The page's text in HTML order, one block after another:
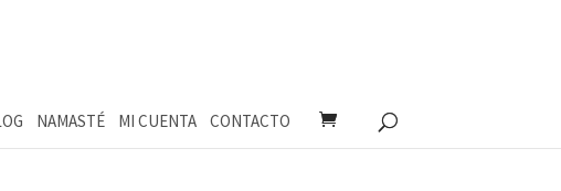
NAMASTÉ MI CUENTA CONTACTO